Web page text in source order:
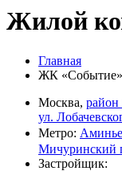
Жилой
Главная
ЖК «Событие»
Москва, район
ул.
Метро:
Мичуринский
Застройщик: